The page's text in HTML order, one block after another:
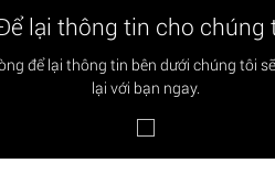
lại thông tin cho chúng
để lại thông tin bên dưới chúng tôi
lại với bạn ngay.